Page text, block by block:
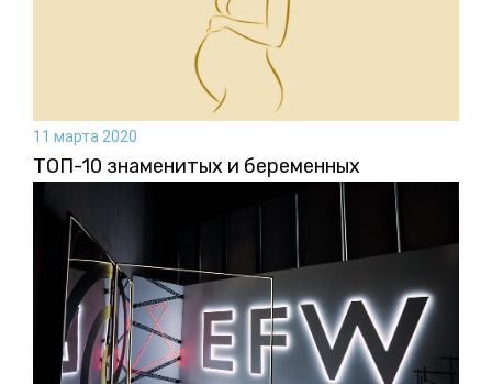
11 марта 2020
ТОП-10 знаменитых и беременных